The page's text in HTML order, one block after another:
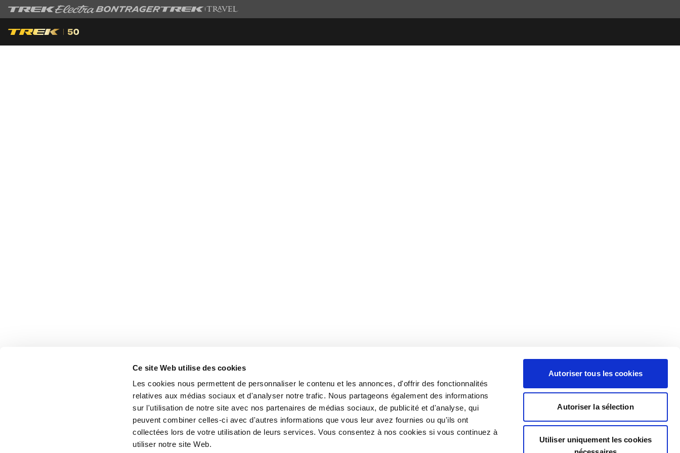
Ce site Web utilise des cookies
Les cookies nous permettent de personnaliser le contenu et les annonces, d'offrir des fonctionnalités
relatives aux médias sociaux et d'analyser notre trafic. Nous partageons également des informations
sur l'utilisation de notre site avec nos partenaires de médias sociaux, de publicité et d'analyse, qui
peuvent combiner celles-ci avec d'autres informations que vous leur avez fournies ou qu'ils ont
collectées lors de votre utilisation de leurs services. Vous consentez à nos cookies si vous continuez à
utiliser notre site Web.
Autoriser tous les cookies
Autoriser la sélection
Utiliser uniquement les cookies